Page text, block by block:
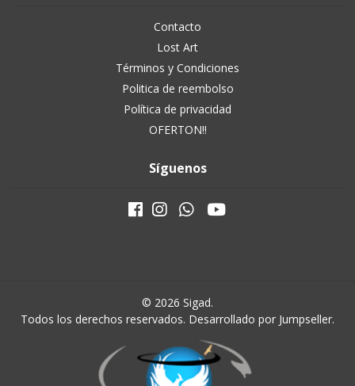
Contacto
Lost Art
Términos y Condiciones
Politica de reembolso
Política de privacidad
OFERTON!!
Síguenos
© 2026 Sigad.
Todos los derechos reservados. Desarrollado por Jumpseller.